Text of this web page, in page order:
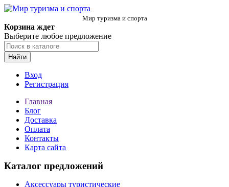
Мир туризма и спорта
Корзина ждет
Выберите любое предложение
Найти
Вход
Регистрация
Главная
Блог
Доставка
Оплата
Контакты
Карта сайта
Каталог предложений
Аксессуары туристические